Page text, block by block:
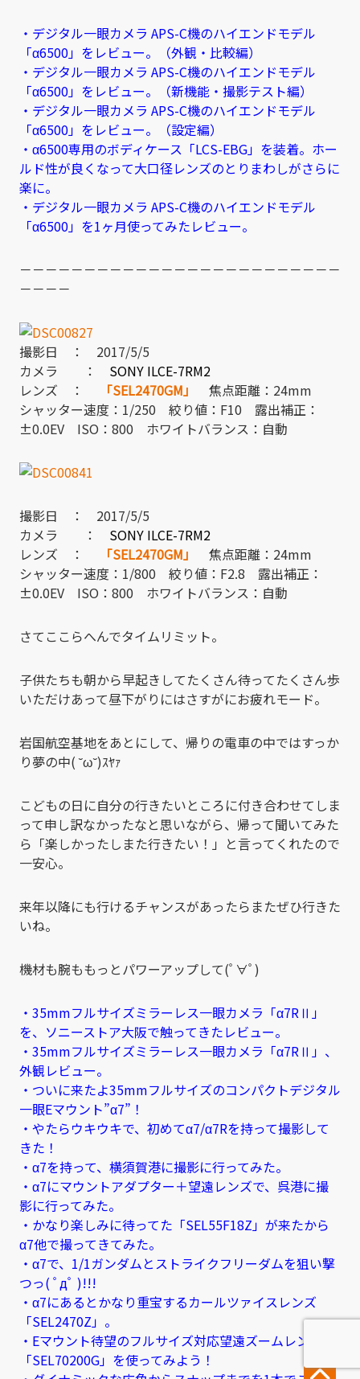
・デジタル一眼カメラ APS-C機のハイエンドモデル
「α6500」をレビュー。（外観・比較編）
・デジタル一眼カメラ APS-C機のハイエンドモデル
「α6500」をレビュー。（新機能・撮影テスト編）
・デジタル一眼カメラ APS-C機のハイエンドモデル
「α6500」をレビュー。（設定編）
・α6500専用のボディケース「LCS-EBG」を装着。ホー
ルド性が良くなって大口径レンズのとりまわしがさらに
楽に。
・デジタル一眼カメラ APS-C機のハイエンドモデル
「α6500」を1ヶ月使ってみたレビュー。
－－－－－－－－－－－－－－－－－－－－－－－－－
－－－－
撮影日 ： 2017/5/5
カメラ ： SONY ILCE-7RM2
レンズ ：
「SEL2470GM」
焦点距離：24mm
シャッター速度：1/250 絞り値：F10 露出補正：
±0.0EV ISO：800 ホワイトバランス：自動
撮影日 ： 2017/5/5
カメラ ： SONY ILCE-7RM2
レンズ ：
「SEL2470GM」
焦点距離：24mm
シャッター速度：1/800 絞り値：F2.8 露出補正：
±0.0EV ISO：800 ホワイトバランス：自動
さてここらへんでタイムリミット。
子供たちも朝から早起きしてたくさん待ってたくさん歩
いただけあって昼下がりにはさすがにお疲れモード。
岩国航空基地をあとにして、帰りの電車の中ではすっか
り夢の中( ˘ω˘)ｽﾔｧ
こどもの日に自分の行きたいところに付き合わせてしま
って申し訳なかったなと思いながら、帰って聞いてみた
ら「楽しかったしまた行きたい！」と言ってくれたので
一安心。
来年以降にも行けるチャンスがあったらまたぜひ行きた
いね。
機材も腕ももっとパワーアップして(ﾟ∀ﾟ)
・35mmフルサイズミラーレス一眼カメラ「α7RⅡ」
を、ソニーストア大阪で触ってきたレビュー。
・35mmフルサイズミラーレス一眼カメラ「α7RⅡ」、
外観レビュー。
・ついに来たよ35mmフルサイズのコンパクトデジタル
一眼Eマウント”α7”！
・やたらウキウキで、初めてα7/α7Rを持って撮影して
きた！
・α7を持って、横須賀港に撮影に行ってみた。
・α7にマウントアダプター＋望遠レンズで、呉港に撮
影に行ってみた。
・かなり楽しみに待ってた「SEL55F18Z」が来たから
α7他で撮ってきてみた。
・α7で、1/1ガンダムとストライクフリーダムを狙い撃
つっ( ﾟдﾟ )!!!
・α7にあるとかなり重宝するカールツァイスレンズ
「SEL2470Z」。
・Eマウント待望のフルサイズ対応望遠ズームレンズ
「SEL70200G」を使ってみよう！